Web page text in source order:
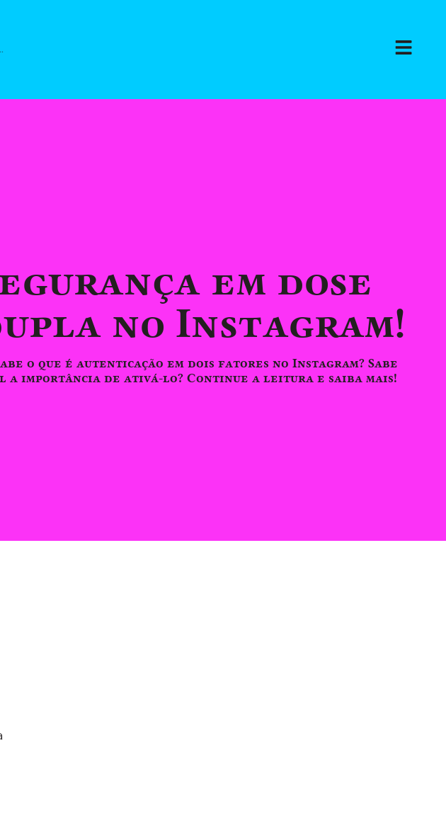
em dose
no Instagram!
o que é autenticação em dois fatores no Instagram? Sabe
a importância de ativá-lo? Continue a leitura e saiba mais!